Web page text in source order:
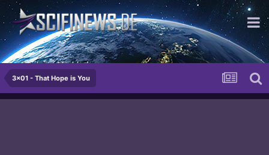
...ist deine Mudder!
3x01 - That Hope is You